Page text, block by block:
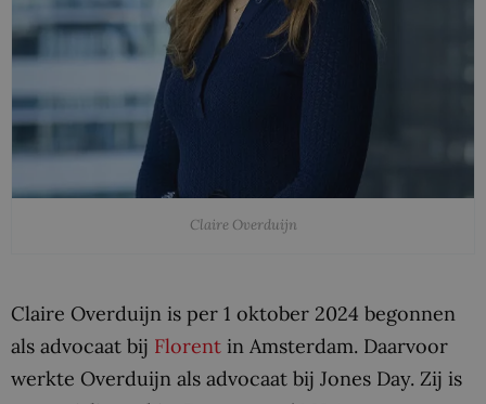
Claire Overduijn
Claire Overduijn is per 1 oktober 2024 begonnen
als advocaat bij Florent in Amsterdam. Daarvoor
werkte Overduijn als advocaat bij Jones Day. Zij is